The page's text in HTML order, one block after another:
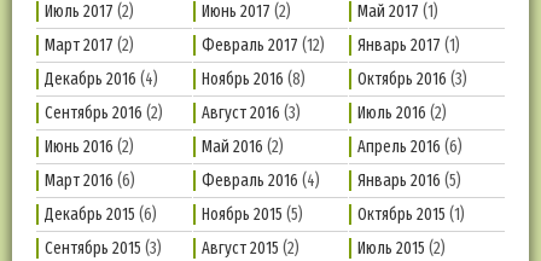
Июль 2017 (2) Июнь 2017 (2) Май 2017 (1)
Март 2017 (2) Февраль 2017 (12) Январь 2017 (1)
Декабрь 2016 (4) Ноябрь 2016 (8) Октябрь 2016 (3)
Сентябрь 2016 (2) Август 2016 (3) Июль 2016 (2)
Июнь 2016 (2) Май 2016 (2) Апрель 2016 (6)
Март 2016 (6) Февраль 2016 (4) Январь 2016 (5)
Декабрь 2015 (6) Ноябрь 2015 (5) Октябрь 2015 (1)
Сентябрь 2015 (3) Август 2015 (2) Июль 2015 (2)